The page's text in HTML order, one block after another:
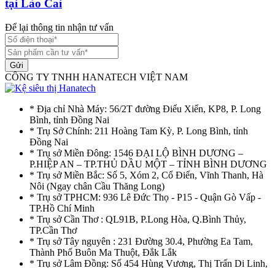
tại Lào Cai
Để lại thông tin nhận tư vấn
Gửi
CÔNG TY TNHH HANATECH VIỆT NAM
* Địa chỉ Nhà Máy: 56/2T đường Điểu Xiển, KP8, P. Long
Bình, tỉnh Đồng Nai
* Trụ Sở Chính: 211 Hoàng Tam Kỳ, P. Long Bình, tỉnh
Đồng Nai
* Trụ sở Miền Đông: 1546 ĐẠI LỘ BÌNH DƯƠNG –
P.HIỆP AN – TP.THỦ DẦU MỘT – TỈNH BÌNH DƯƠNG
* Trụ sở Miền Bắc: Số 5, Xóm 2, Cổ Điển, Vĩnh Thanh, Hà
Nôi (Ngay chân Cầu Thăng Long)
* Trụ sở TPHCM: 936 Lê Đức Thọ - P15 - Quận Gò Vấp -
TP.Hồ Chí Minh
* Trụ sở Cần Thơ : QL91B, P.Long Hòa, Q.Bình Thủy,
TP.Cần Thơ
* Trụ sở Tây nguyên : 231 Đường 30.4, Phường Ea Tam,
Thành Phố Buôn Ma Thuột, Đắk Lắk
* Trụ sở Lâm Đồng: Số 454 Hùng Vương, Thị Trấn Di Linh,